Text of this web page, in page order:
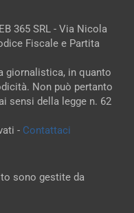
365 SRL - Via Nicola
Fiscale e Partita
giornalistica, in quanto
Non può pertanto
sensi della legge n. 62
- Contattaci
sono gestite da